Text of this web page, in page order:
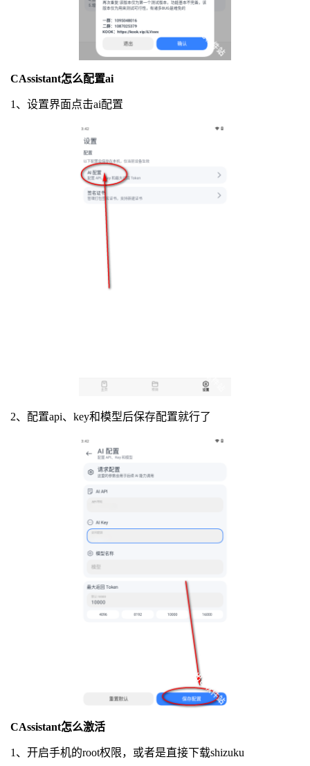
CAssistant怎么配置ai
1、设置界面点击ai配置
2、配置api、key和模型后保存配置就行了
CAssistant怎么激活
1、开启手机的root权限，或者是直接下载shizuku